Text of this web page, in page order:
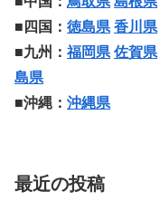
■四国： 徳島県 香川県
■九州： 福岡県 佐賀県
島県
■沖縄： 沖縄県
最近の投稿